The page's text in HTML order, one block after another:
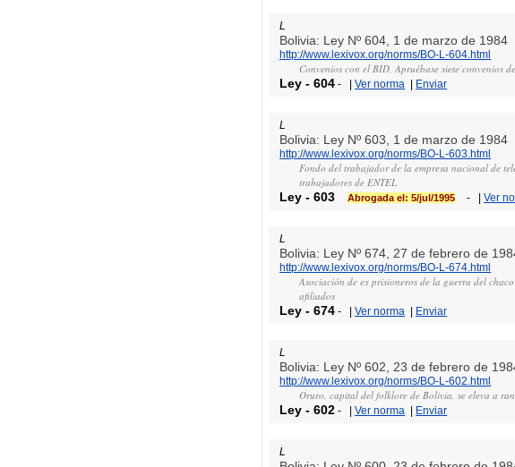
L
Bolivia: Ley Nº 604, 1 de marzo de 1984
http://www.lexivox.org/norms/BO-L-604.html
Convenios con el BID, Apruébase siete convenios
Ley -604 - |Ver norma Enviar
L
Bolivia: Ley Nº 603, 1 de marzo de 1984
http://www.lexivox.org/norms/BO-L-603.html
Fondo del trabajador de la empresa nacional de
trabajadores de ENTEL
Ley -603 Abrogada el: 5/jul/1995 - |Ver
L
Bolivia: Ley Nº 674, 27 de febrero de
http://www.lexivox.org/norms/BO-L-674.html
Asociación de ex prisioneros de la guerra del
afiliados
Ley -674 - |Ver norma Enviar
L
Bolivia: Ley Nº 602, 23 de febrero de
http://www.lexivox.org/norms/BO-L-602.html
Oruro, capital del folklore de Bolivia, se eleva a
Ley -602 - |Ver norma Enviar
L